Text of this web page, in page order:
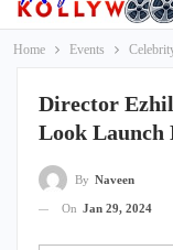
Home Events
Director
Look Launch
By Naveen
On Jan 29, 2024